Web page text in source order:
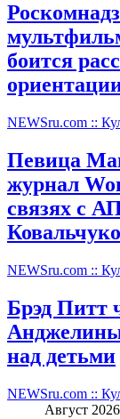
боится
NEWSru.com ::
Певица
журнал
связях с
NEWSru.com ::
Брэд Питт
над детьми
NEWSru.com ::
Август 2026